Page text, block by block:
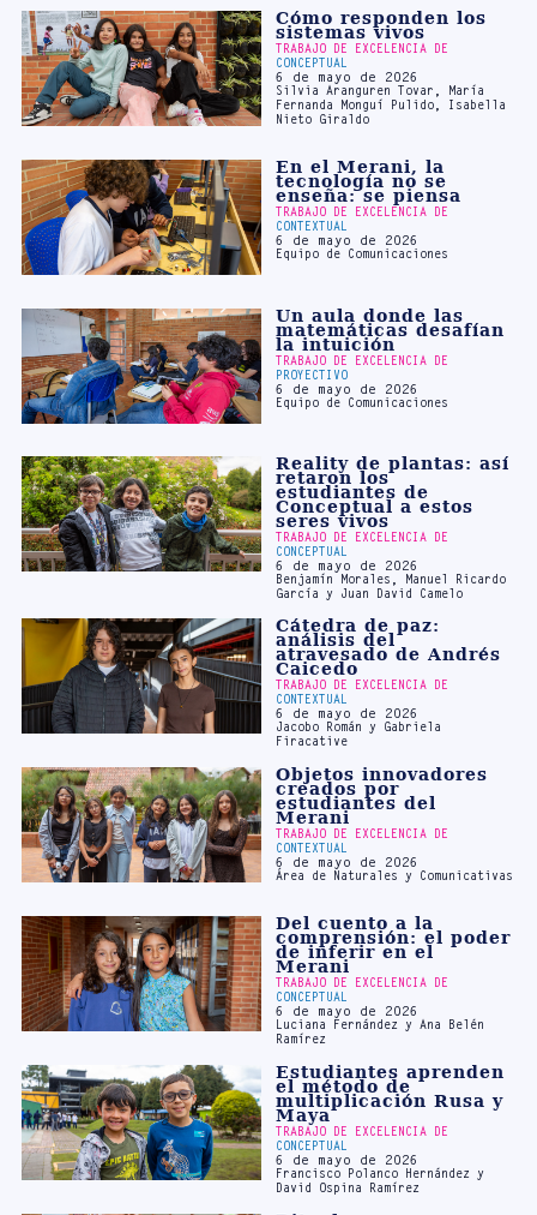
6 de mayo de 2026
Silvia Aranguren Tovar, María
Fernanda Monguí Pulido, Isabella
Nieto Giraldo
En el Merani, la
tecnología no se
enseña: se piensa
CONTEXTUAL
6 de mayo de 2026
Equipo de Comunicaciones
Un aula donde las
matemáticas desafían
PROYECTIVO
6 de mayo de 2026
Equipo de Comunicaciones
Reality de plantas: así
retaron los
seres vivos
TRABAJO DE EXCELENCIA DE
CONCEPTUAL
6 de mayo de 2026
Benjamín Morales, Manuel Ricardo
García y Juan David Camelo
Cátedra de paz:
análisis del
atravesado de Andrés
Caicedo
TRABAJO DE EXCELENCIA DE
CONTEXTUAL
6 de mayo de 2026
Jacobo Román y Gabriela
Firacative
Objetos innovadores
creados por
estudiantes del
Merani
TRABAJO DE EXCELENCIA DE
CONTEXTUAL
6 de mayo de 2026
Área de Naturales y Comunicativas
Del cuento a la
comprensión: el poder
de inferir en el
TRABAJO DE EXCELENCIA DE
CONCEPTUAL
6 de mayo de 2026
Luciana Fernández y Ana Belén
Ramírez
Estudiantes aprenden
el método de
multiplicación Rusa y
Maya
TRABAJO DE EXCELENCIA DE
CONCEPTUAL
6 de mayo de 2026
Francisco Polanco Hernández y
David Ospina Ramírez
Rituales para
presentar requisitos
TRABAJO DE EXCELENCIA DE DOCENTE
6 de mayo de 2026